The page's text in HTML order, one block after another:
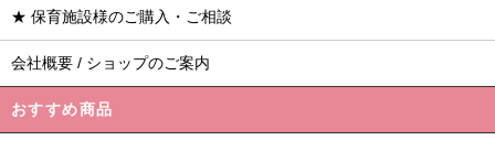
★ 保育施設様のご購入・ご相談
会社概要 / ショップのご案内
おすすめ商品